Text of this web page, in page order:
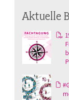
Aktuelle